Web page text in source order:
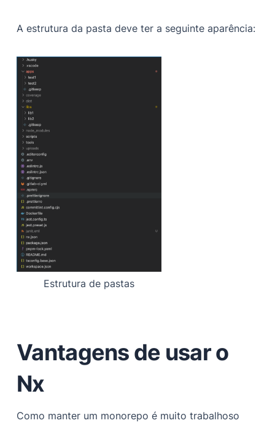
A estrutura da pasta deve ter a seguinte aparência:
Estrutura de pastas
Vantagens de usar o
Nx
Como manter um monorepo é muito trabalhoso